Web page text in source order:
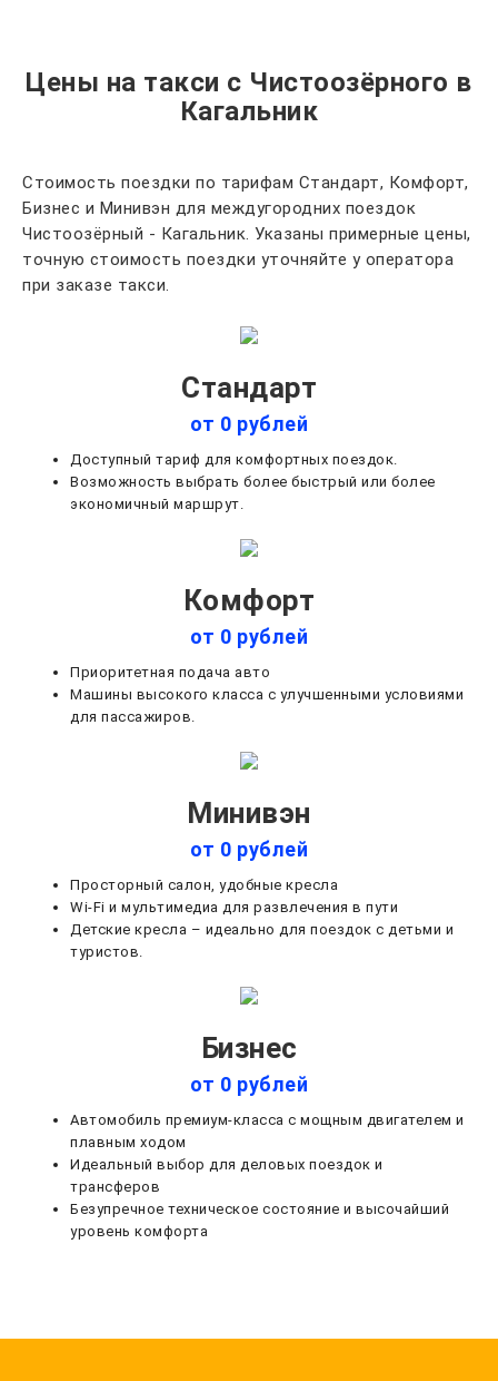
Цены на такси с Чистоозёрного в
Кагальник
Стоимость поездки по тарифам Стандарт, Комфорт,
Бизнес и Минивэн для междугородних поездок
Чистоозёрный - Кагальник. Указаны примерные цены,
точную стоимость поездки уточняйте у оператора
при заказе такси.
Стандарт
от 0 рублей
Доступный тариф для комфортных поездок.
Возможность выбрать более быстрый или более
экономичный маршрут.
Комфорт
от 0 рублей
Приоритетная подача авто
Машины высокого класса с улучшенными условиями
для пассажиров.
Минивэн
от 0 рублей
Просторный салон, удобные кресла
Wi-Fi и мультимедиа для развлечения в пути
Детские кресла – идеально для поездок с детьми и
туристов.
Бизнес
от 0 рублей
Автомобиль премиум-класса с мощным двигателем и
плавным ходом
Идеальный выбор для деловых поездок и
трансферов
Безупречное техническое состояние и высочайший
уровень комфорта